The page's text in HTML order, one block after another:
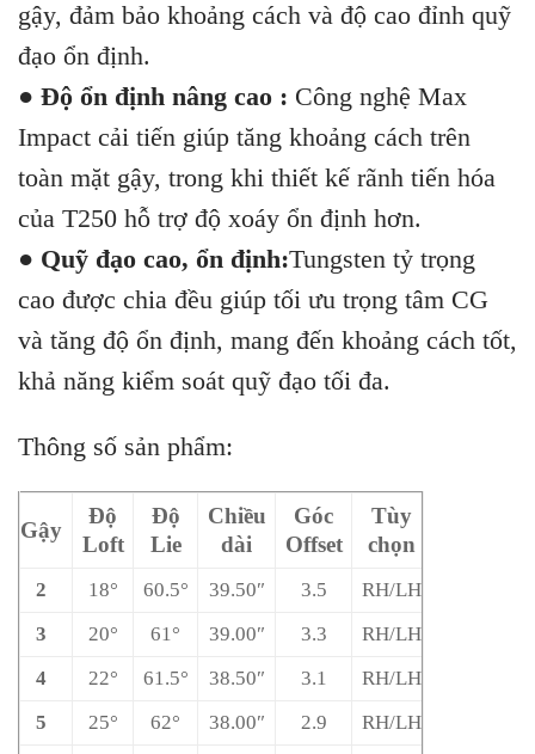
gậy, đảm bảo khoảng cách và độ cao đỉnh quỹ
đạo ổn định.
● Độ ổn định nâng cao : Công nghệ Max
Impact cải tiến giúp tăng khoảng cách trên
toàn mặt gậy, trong khi thiết kế rãnh tiến hóa
của T250 hỗ trợ độ xoáy ổn định hơn.
● Quỹ đạo cao, ổn định:Tungsten tỷ trọng
cao được chia đều giúp tối ưu trọng tâm CG
và tăng độ ổn định, mang đến khoảng cách tốt,
khả năng kiểm soát quỹ đạo tối đa.
Thông số sản phẩm:
Gậy
Độ
Loft
Độ
Lie
Chiều
dài
Góc
Offset
Tùy
chọn
2 18° 60.5° 39.50″ 3.5
RH/LH
3
20° 61° 39.00″ 3.3
RH/LH
4
22° 61.5° 38.50″ 3.1
RH/LH
5
25° 62° 38.00″ 2.9
RH/LH